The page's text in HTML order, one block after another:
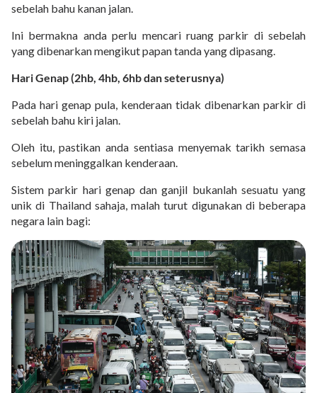
sebelah bahu kanan jalan.
Ini bermakna anda perlu mencari ruang parkir di sebelah
yang dibenarkan mengikut papan tanda yang dipasang.
Hari Genap (2hb, 4hb, 6hb dan seterusnya)
Pada hari genap pula, kenderaan tidak dibenarkan parkir di
sebelah bahu kiri jalan.
Oleh itu, pastikan anda sentiasa menyemak tarikh semasa
sebelum meninggalkan kenderaan.
Sistem parkir hari genap dan ganjil bukanlah sesuatu yang
unik di Thailand sahaja, malah turut digunakan di beberapa
negara lain bagi: